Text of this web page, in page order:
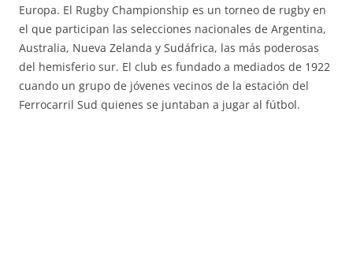
Europa. El Rugby Championship es un torneo de rugby en
el que participan las selecciones nacionales de Argentina,
Australia, Nueva Zelanda y Sudáfrica, las más poderosas
del hemisferio sur. El club es fundado a mediados de 1922
cuando un grupo de jóvenes vecinos de la estación del
Ferrocarril Sud quienes se juntaban a jugar al fútbol.